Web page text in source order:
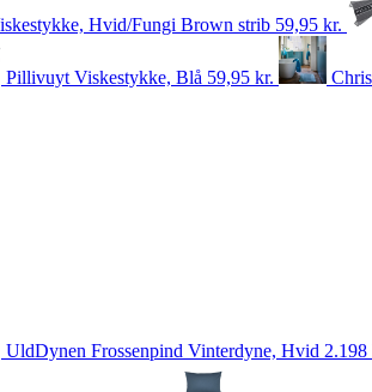
Hvid/Fungi Brown strib 59,95 kr.
Pillivuyt Viskestykke, Blå 59,95 kr.
UldDynen Frossenpind Vinterdyne, Hvid 2.198